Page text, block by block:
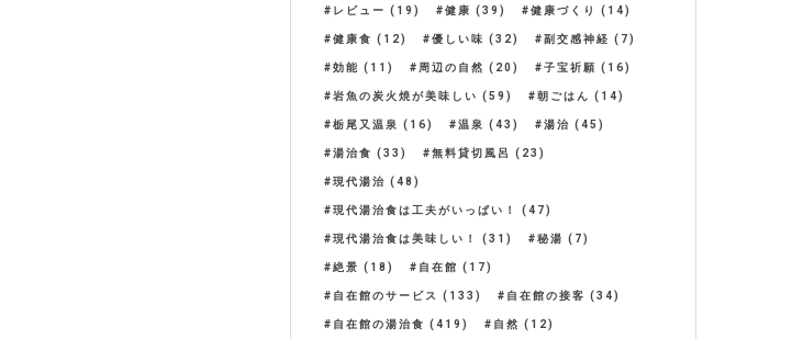
レビュー (19) 健康 (39) 健康づくり (14)
健康食 (12) 優しい味 (32) 副交感神経 (7)
効能 (11) 周辺の自然 (20) 子宝祈願 (16)
岩魚の炭火焼が美味しい (59) 朝ごはん (14)
栃尾又温泉 (16) 温泉 (43) 湯治 (45)
湯治食 (33) 無料貸切風呂 (23)
現代湯治 (48)
現代湯治食は工夫がいっぱい！ (47)
現代湯治食は美味しい！ (31) 秘湯 (7)
絶景 (18) 自在館 (17)
自在館のサービス (133) 自在館の接客 (34)
自在館の湯治食 (419) 自然 (12)